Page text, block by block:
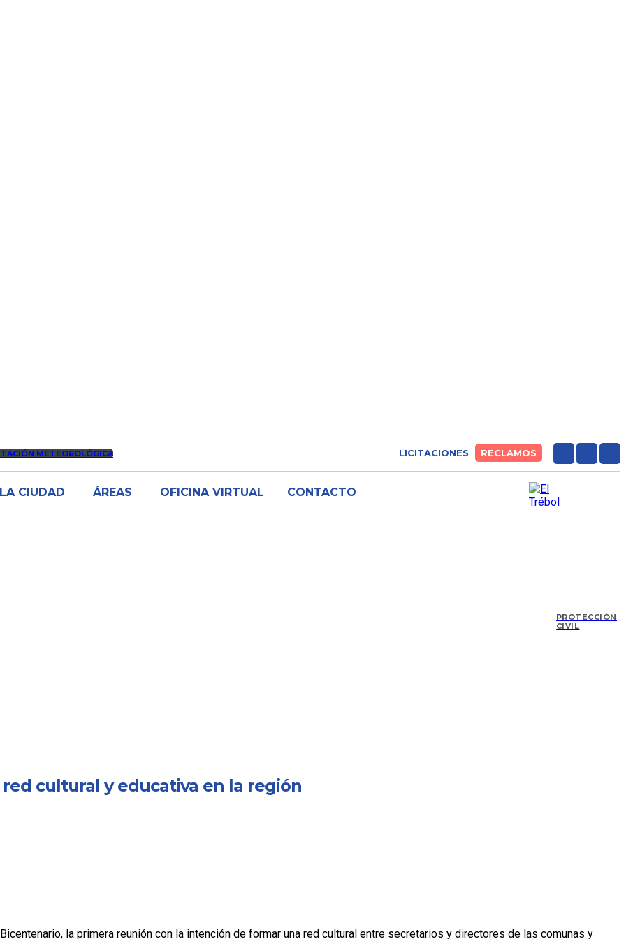
METEOROLÓGICA LICITACIONES RECLAMOS
LA CIUDAD ÁREAS OFICINA VIRTUAL CONTACTO
PROTECCIÓN
CIVIL
cultural y educativa en la región
la primera reunión con la intención de formar una red cultural entre secretarios y directores de las comunas y